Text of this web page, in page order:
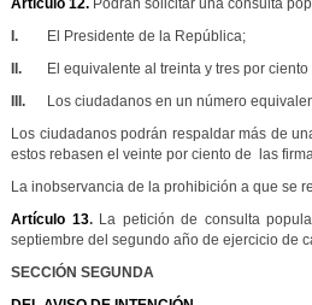
Artículo 12. Podrán solicitar una consulta
I. El Presidente de la República;
II. El equivalente al treinta y tres por ciento
III.
Los ciudadanos en un número
Los ciudadanos podrán respaldar más de
estos rebasen el veinte por ciento de las
La inobservancia de la prohibición a que se
Artículo 13.La petición de consulta
septiembre del segundo año de ejercicio de
SECCIÓN SEGUNDA